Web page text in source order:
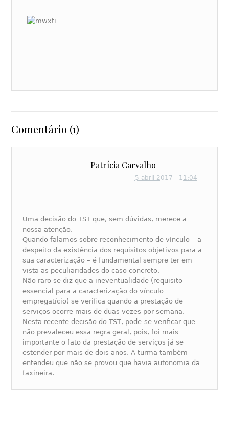
Comentário (1)
Patrícia Carvalho
5 abril 2017 - 11:04
Uma decisão do TST que, sem dúvidas, merece a
nossa atenção.
Quando falamos sobre reconhecimento de vínculo – a
despeito da existência dos requisitos objetivos para a
sua caracterização – é fundamental sempre ter em
vista as peculiaridades do caso concreto.
Não raro se diz que a ineventualidade (requisito
essencial para a caracterização do vínculo
empregatício) se verifica quando a prestação de
serviços ocorre mais de duas vezes por semana.
Nesta recente decisão do TST, pode-se verificar que
não prevaleceu essa regra geral, pois, foi mais
importante o fato da prestação de serviços já se
estender por mais de dois anos. A turma também
entendeu que não se provou que havia autonomia da
faxineira.